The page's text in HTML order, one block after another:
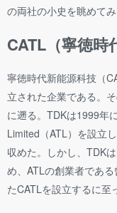
の両社の小史を眺めてみ
CATL（寧徳時
寧徳時代新能源科技（
立された企業である。
に遡る。TDKは1999年
Limited（ATL）を設立
収めた。しかし、TDK
め、ATLの創業者であ
たCATLを設立するに至